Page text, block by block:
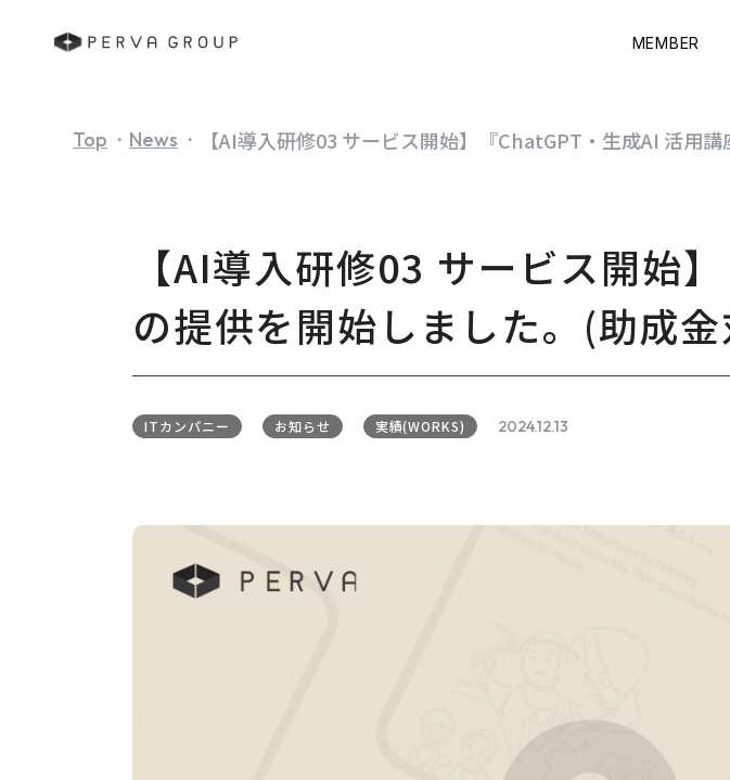
MEMBER
Top News 【AI導入研修03 サービス開始】『ChatGPT・生成AI 活用
【AI導入研修03 サービス開始
の提供を開始しました。(助成金
ITカンパニー お知らせ 実績(WORKS) 2024.12.13